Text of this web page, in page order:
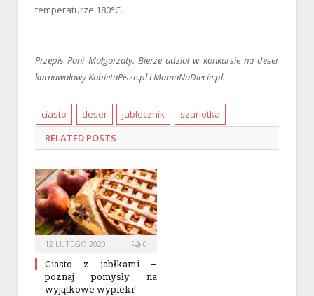
temperaturze 180°C.
Przepis Pani Małgorzaty. Bierze udział w konkursie na deser
karnawałowy KobietaPisze.pl i MamaNaDiecie.pl.
ciasto deser jabłecznik
szarlotka
RELATED POSTS
12 LUTEGO 2020 0
Ciasto z jabłkami –
poznaj pomysły na
wyjątkowe wypieki!